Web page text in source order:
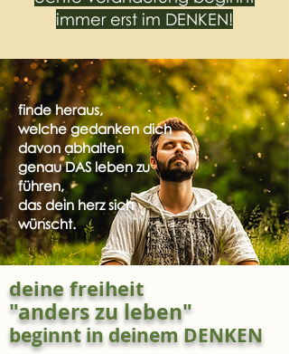
immer erst im DENKEN!
finde heraus,
welche gedanken dich
davon abhalten
genau DAS leben zu
führen,
das dein herz sich
wünscht.
deine freiheit
beginnt in deinem DENKEN
"anders zu leben"